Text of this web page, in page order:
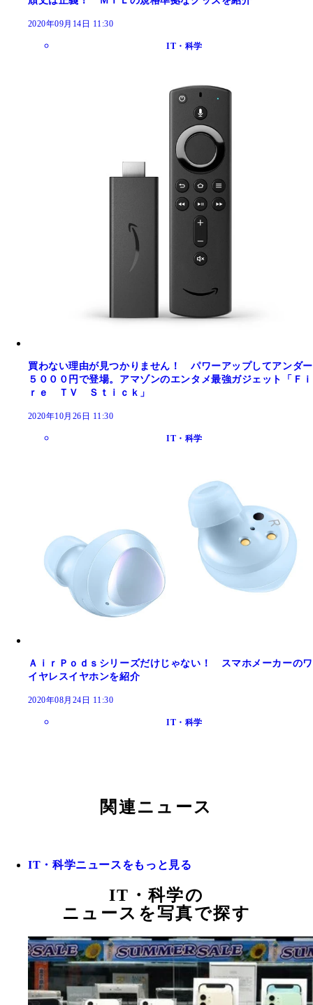
2020年09月14日 11:30
IT・科学
買わない理由が見つかりません！ パワーアップしてアンダー
５０００円で登場。アマゾンのエンタメ最強ガジェット「Ｆｉ
ｒｅ ＴＶ Ｓｔｉｃｋ」
2020年10月26日 11:30
IT・科学
ＡｉｒＰｏｄｓシリーズだけじゃない！ スマホメーカーのワ
イヤレスイヤホンを紹介
2020年08月24日 11:30
IT・科学
関連ニュース
IT・科学ニュースをもっと見る
IT・科学の
ニュースを写真で探す